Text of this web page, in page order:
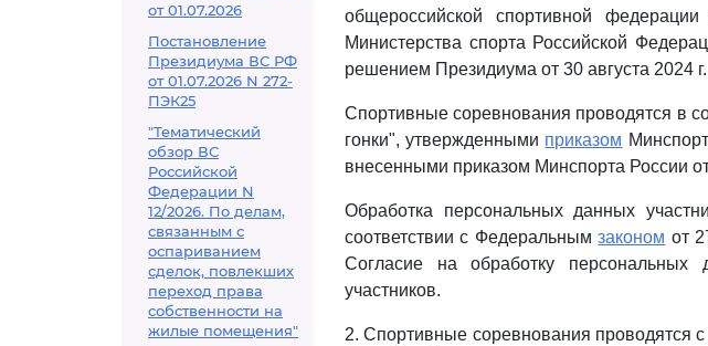
от 01.07.2026
Постановление
Президиума ВС РФ
от 01.07.2026 N 272-
ПЭК25
"Тематический
обзор ВС
Российской
Федерации N
12/2026. По делам,
связанным с
оспариванием
сделок, повлекших
переход права
собственности на
жилые помещения"
общероссийской спортивной
Министерства спорта Российской
решением Президиума от 30 августа 2024
Спортивные соревнования проводятся в
гонки", утвержденными приказом
внесенными приказом Минспорта России
Обработка персональных данных
соответствии с Федеральнымзаконом от
Согласие на обработку персональных
участников.
2. Спортивные соревнования проводятся